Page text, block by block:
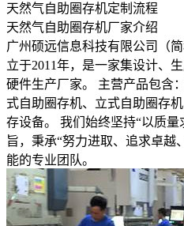
天然气自助圈存机定制流程
天然气自助圈存机厂家介绍
广州硕远信息科技有限公司（
立于2011年，是一家集设计、
硬件生产厂家。 主营产品包含
式自助圈存机、立式自助圈存
存设备。 我们始终坚持“以质
旨，秉承“努力进取、追求卓越
能的专业团队。